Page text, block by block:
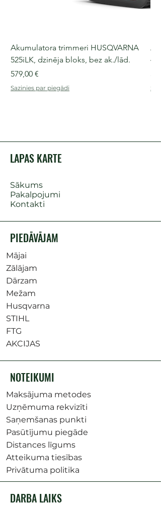
Akumulatora trimmeri HUSQVARNA
525iLK, dzinēja bloks, bez ak./lād.
Cena
579,00 €
Sazinies par piegādi
LAPAS KARTE
Sākums
Pakalpojumi
Kontakti
PIEDĀVĀJAM
Mājai
Zālājam
Dārzam
Mežam
Husqvarna
STIHL
FTG
AKCIJAS
NOTEIKUMI
Maksājuma metodes
Uzņēmuma rekvizīti
Saņemšanas punkti
Pasūtījumu piegāde
Distances līgums
Atteikuma tiesības
Privātuma politika
DARBA LAIKS